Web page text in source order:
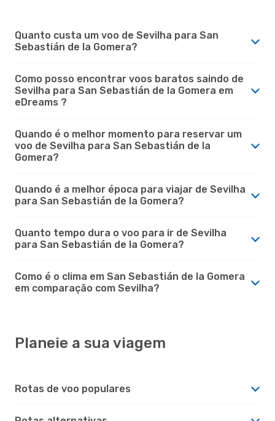
Quanto custa um voo de Sevilha para San
Sebastián de la Gomera?
Como posso encontrar voos baratos saindo de
Sevilha para San Sebastián de la Gomera em
eDreams ?
Quando é o melhor momento para reservar um
voo de Sevilha para San Sebastián de la
Gomera?
Quando é a melhor época para viajar de Sevilha
para San Sebastián de la Gomera?
Quanto tempo dura o voo para ir de Sevilha
para San Sebastián de la Gomera?
Como é o clima em San Sebastián de la Gomera
em comparação com Sevilha?
Planeie a sua viagem
Rotas de voo populares